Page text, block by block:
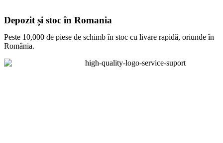
Depozit și stoc în Romania
Peste 10,000 de piese de schimb în stoc cu livare rapidă, oriunde în
România.